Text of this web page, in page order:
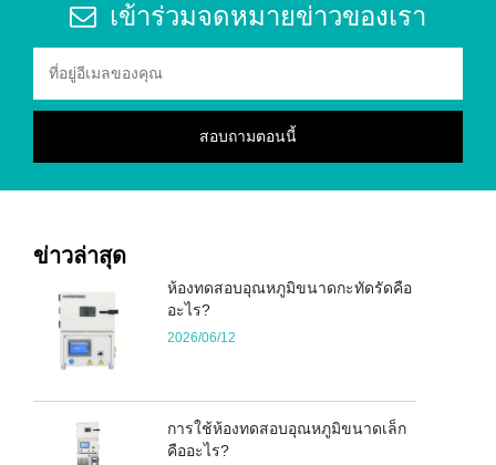
เข้าร่วมจดหมายข่าวของเรา
ข่าวล่าสุด
ห้องทดสอบอุณหภูมิขนาดกะทัดรัดคือ
อะไร?
2026/06/12
การใช้ห้องทดสอบอุณหภูมิขนาดเล็ก
คืออะไร?